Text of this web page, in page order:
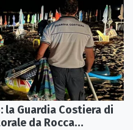
la Guardia Costiera di
da Rocca